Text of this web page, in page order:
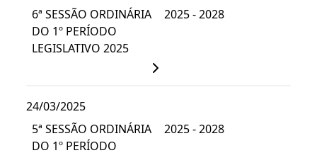
6ª SESSÃO ORDINÁRIA
DO 1º PERÍODO
LEGISLATIVO 2025
2025 - 2028
24/03/2025
5ª SESSÃO ORDINÁRIA
DO 1º PERÍODO
2025 - 2028